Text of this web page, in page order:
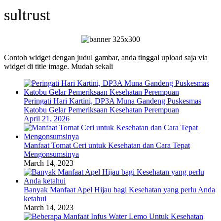
sultrust
Contoh widget dengan judul gambar, anda tinggal upload saja via
widget di title image. Mudah sekali
Peringati Hari Kartini, DP3A Muna Gandeng Puskesmas
Katobu Gelar Pemeriksaan Kesehatan Perempuan
April 21, 2026
Manfaat Tomat Ceri untuk Kesehatan dan Cara Tepat
Mengonsumsinya
March 14, 2023
Banyak Manfaat Apel Hijau bagi Kesehatan yang perlu Anda
ketahui
March 14, 2023